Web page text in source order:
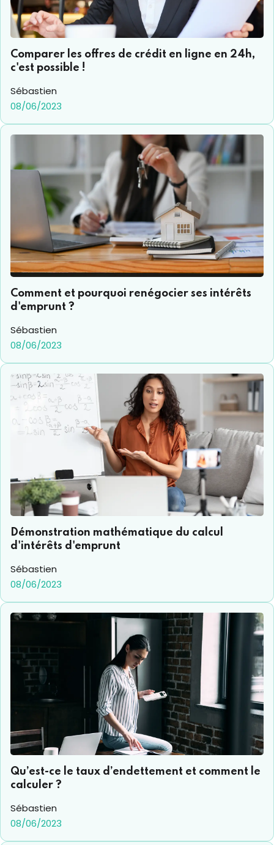
Comparer les offres de crédit en ligne en 24h,
c'est possible !
Sébastien
08/06/2023
Comment et pourquoi renégocier ses intérêts
d'emprunt ?
Sébastien
08/06/2023
Démonstration mathématique du calcul
d'intérêts d'emprunt
Sébastien
08/06/2023
Qu’est-ce le taux d’endettement et comment le
calculer ?
Sébastien
08/06/2023